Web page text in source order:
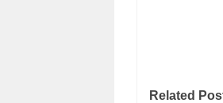
Related